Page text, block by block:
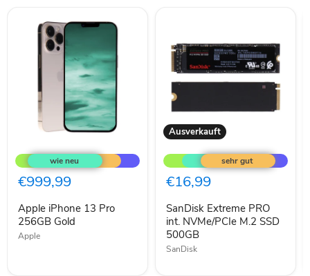
iPhone
13
Pro
256GB
€999,99
Apple iPhone 13 Pro
256GB Gold
Apple
Ausverkauft
Extreme
PRO
int.
NVMe/PCIe
SSD
500GB
€16,99
SanDisk Extreme PRO
int. NVMe/PCIe M.2 SSD
500GB
SanDisk